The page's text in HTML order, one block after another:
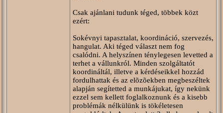
Csak ajánlani tudunk téged, többek közt
ezért:
Sokévnyi tapasztalat, koordináció, szervezés,
hangulat. Aki téged választ nem fog
csalódni. A helyszínen ténylegesen levetted a
terhet a vállunkról. Minden szolgáltatót
koordináltál, illetve a kérdéseikkel hozzád
fordulhattak és az elõzõekben megbeszéltek
alapján segítetted a munkájukat, így nekünk
ezzel sem kellett foglalkoznunk és a kisebb
problémák nélkülünk is tökéletesen